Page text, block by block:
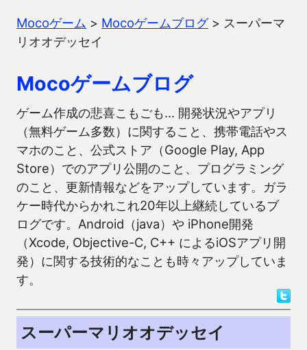
Mocoゲーム > Mocoゲームブログ> スーパーマ
リオオデッセイ
Mocoゲームブログ
ゲーム作成の悲喜こもごも… 開発状況やアプリ
（無料ゲーム多数）に関すること、携帯電話やス
マホのこと、公式ストア（Google Play, App
Store）でのアプリ公開のこと、プログラミング
のこと、更新情報などをアップしています。ガラ
ケー時代からかれこれ20年以上継続しているブ
ログです。Android（java）や iPhone開発
（Xcode, Objective-C, C++ によるiOSアプリ開
発）に関する技術的なことも時々アップしていま
す。
スーパーマリオオデッセイ